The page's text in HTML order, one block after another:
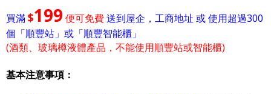
買滿$199 便可免費送到屋企，工商地址 或 使用超過300
個「順豐站」或「順豐智能櫃」
(酒類、玻璃樽液體產品，不能使用順豐站或智能櫃)
基本注意事項：